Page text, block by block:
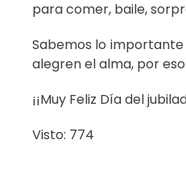
para comer, baile,
Sabemos lo
alegren el alma, por
¡¡Muy Feliz Día del
Visto: 774